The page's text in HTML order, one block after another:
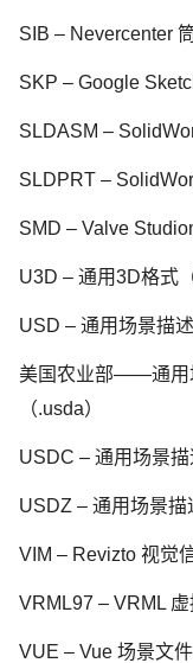
SIB – Nevercenter
SKP – Google
SLDASM –
SLDPRT –
SMD – Valve
U3D – 通用3D格式
USD – 通用场景描述
美国农业部——通用
（.usda）
USDC – 通用场景描
USDZ – 通用场景描
VIM – Revizto 视觉
VRML97 – VRML 虚
VUE – Vue 场景文件